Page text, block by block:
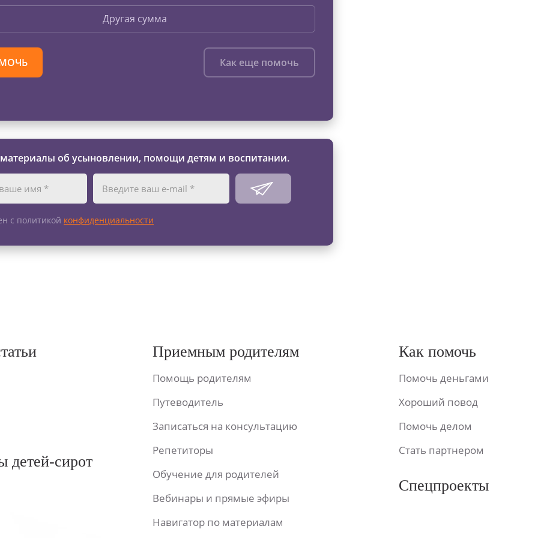
Другая сумма
Как еще помочь
об усыновлении, помощи детям и воспитании.
с политикой конфиденциальности
детей-сирот
Приемным родителям
Помощь родителям
Путеводитель
Записаться на консультацию
Репетиторы
Обучение для родителей
Вебинары и прямые эфиры
Навигатор по материалам
Как помочь
Помочь деньгами
Хороший повод
Помочь делом
Стать партнером
Спецпроекты